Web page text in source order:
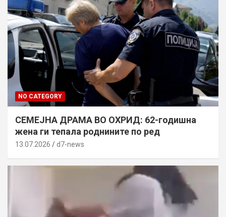
NO CATEGORY
СЕМЕЈНА ДРАМА ВО ОХРИД: 62-годишна
жена ги тепала роднините по ред
13.07.2026 d7-news